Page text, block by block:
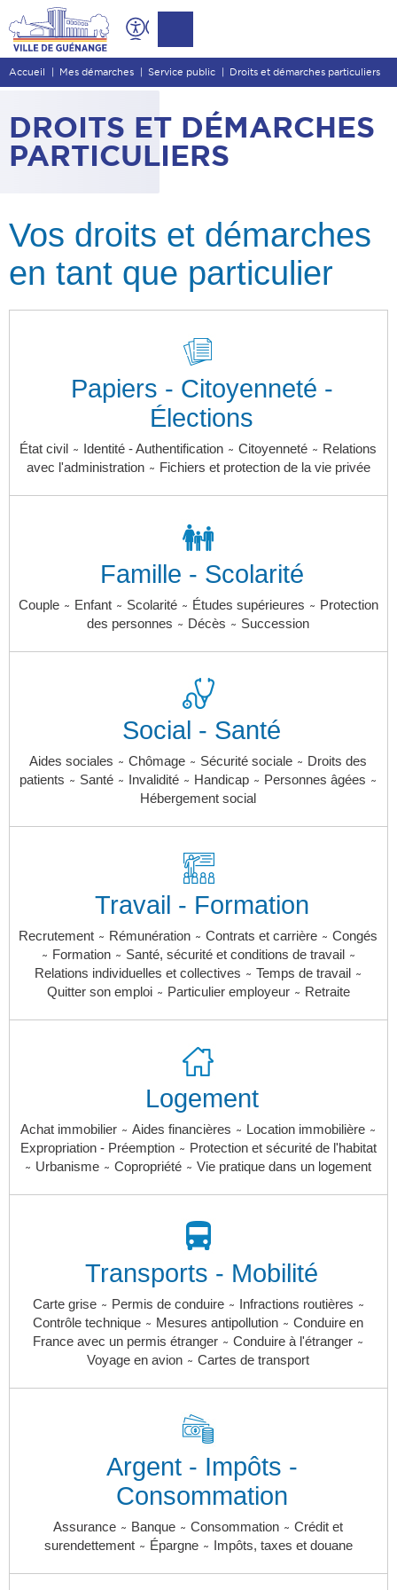
Contenu
Entête de page
Menu principal
Pied de page
Accueil Mes démarches Service public Droits et démarches particuliers
DROITS ET DÉMARCHES
PARTICULIERS
Vos droits et démarches
en tant que particulier
Papiers - Citoyenneté -
Élections
État civil ~ Identité - Authentification ~ Citoyenneté ~ Relations
avec l'administration~ Fichiers et protection de la vie privée
Famille - Scolarité
Couple~ Enfant~ Scolarité~ Études supérieures ~ Protection
des personnes ~ Décès ~ Succession
Social - Santé
Aides sociales ~ Chômage ~ Sécurité sociale ~ Droits des
patients ~ Santé ~ Invalidité ~ Handicap ~ Personnes âgées ~
Hébergement social
Travail - Formation
Recrutement ~ Rémunération ~ Contrats et carrière ~ Congés
~ Formation~ Santé, sécurité et conditions de travail~
Relations individuelles et collectives ~ Temps de travail ~
Quitter son emploi~ Particulier employeur~ Retraite
Logement
Achat immobilier ~ Aides financières ~ Location immobilière ~
Expropriation - Préemption~ Protection et sécurité de l'habitat
~ Urbanisme ~ Copropriété ~ Vie pratique dans un logement
Transports - Mobilité
Carte grise~ Permis de conduire~ Infractions routières ~
Contrôle technique ~ Mesures antipollution ~ Conduire en
France avec un permis étranger ~ Conduire à l'étranger ~
Voyage en avion ~ Cartes de transport
Argent - Impôts -
Consommation
Assurance ~ Banque ~ Consommation ~ Crédit et
surendettement~ Épargne~ Impôts, taxes et douane